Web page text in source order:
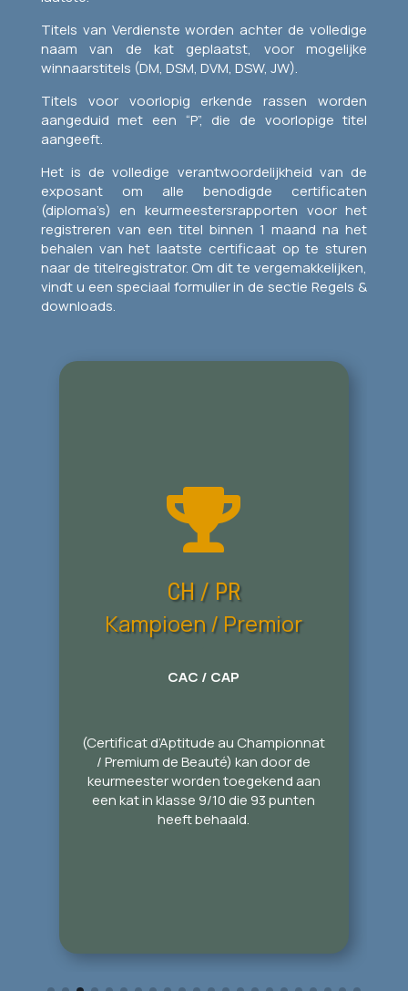
Titels van Verdienste worden achter de volledige
naam van de kat geplaatst, voor mogelijke
winnaarstitels (DM, DSM, DVM, DSW, JW).
Titels voor voorlopig erkende rassen worden
aangeduid met een “P”, die de voorlopige titel
aangeeft.
Het is de volledige verantwoordelijkheid van de
exposant om alle benodigde certificaten
(diploma’s) en keurmeestersrapporten voor het
registreren van een titel binnen 1 maand na het
behalen van het laatste certificaat op te sturen
naar de titelregistrator. Om dit te vergemakkelijken,
vindt u een speciaal formulier in de sectie Regels &
downloads.

CH / PR
Kampioen / Premior
CAC / CAP
(Certificat d’Aptitude au Championnat
/ Premium de Beauté) kan door de
keurmeester worden toegekend aan
een kat in klasse 9/10 die 93 punten
heeft behaald.
Om deze titel te verkrijgen, moet
.
3 CAC in de open klasse (9),
de castraten klasse (10)
FIFe shows